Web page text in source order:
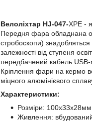
Велоліхтар HJ-047-XPE -
Передня фара обладнана
стробоскопи)
залежності від ступеня
передбачений кабель USB-
Кріплення фари на кермо
міцного алюмінієвого
Характеристики:
Розміри:
Живлення: